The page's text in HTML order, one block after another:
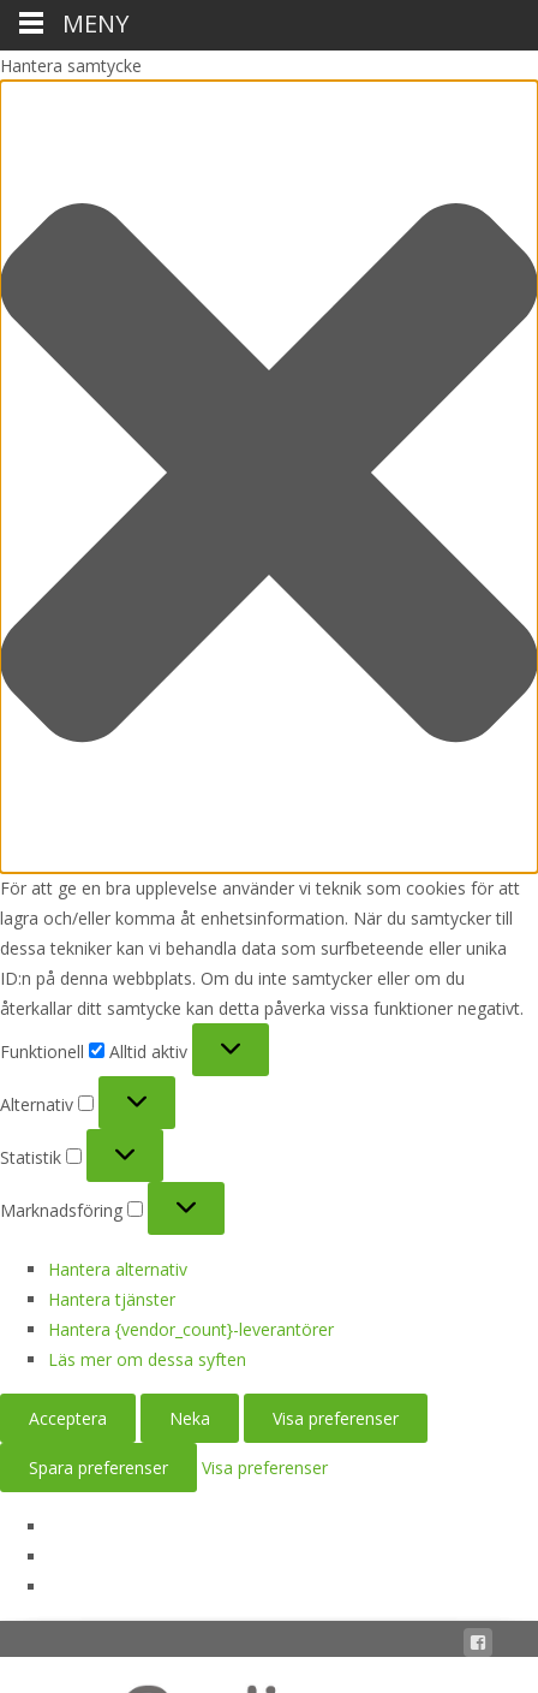
Hantera samtycke
För att ge en bra upplevelse använder vi teknik som cookies för att
lagra och/eller komma åt enhetsinformation. När du samtycker till
dessa tekniker kan vi behandla data som surfbeteende eller unika
ID:n på denna webbplats. Om du inte samtycker eller om du
återkallar ditt samtycke kan detta påverka vissa funktioner negativt.
Funktionell
Alltid aktiv
Alternativ
Statistik
Marknadsföring
Hantera alternativ
Hantera tjänster
Hantera {vendor_count}-leverantörer
Läs mer om dessa syften
Acceptera Neka Visa preferenser
Spara preferenser Visa preferenser
MENY